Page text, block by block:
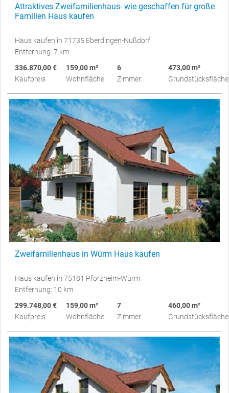
Attraktives Zweifamilienhaus- wie geschaffen für große
Familien Haus kaufen
Haus kaufen in 71735 Eberdingen-Nußdorf
Entfernung: 7 km
336.870,00 €
Kaufpreis
159,00 m²
Wohnfläche
6
Zimmer
473,00 m²
Grundstücksfläche
Zweifamilienhaus in Würm Haus kaufen
Haus kaufen in 75181 Pforzheim-Würm
Entfernung: 10 km
299.748,00 €
Kaufpreis
159,00 m²
Wohnfläche
7
Zimmer
460,00 m²
Grundstücksfläche